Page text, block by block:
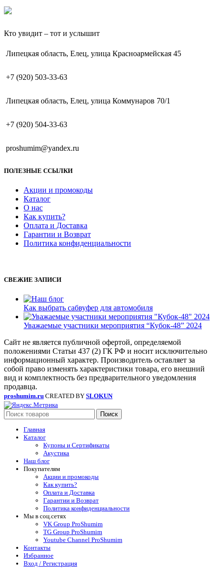
Кто увидит – тот и услышит
Липецкая область, Елец, улица Красноармейская 45
+7 (920) 503-33-63
Липецкая область, Елец, улица Коммунаров 70/1
+7 (920) 504-33-63
proshumim@yandex.ru
ПОЛЕЗНЫЕ ССЫЛКИ
Акции и промокоды
Каталог
О нас
Как купить?
Оплата и Доставка
Гарантии и Возврат
Политика конфиденциальности
СВЕЖИЕ ЗАПИСИ
Как выбрать сабвуфер для автомобиля
Уважаемые участники мероприятия “Кубок-48” 2024
Сайт не является публичной офертой, определяемой
положениями Статьи 437 (2) ГК РФ и носит исключительно
информационный характер. Производитель оставляет за
собой право изменять характеристики товара, его внешний
вид и комплектность без предварительного уведомления
продавца.
proshumim.ru CREATED BY SLOKUN
Поиск
Главная
Каталог
Купоны и Сертификаты
Акустика
Наш блог
Покупателям
Акции и промокоды
Как купить?
Оплата и Доставка
Гарантии и Возврат
Политика конфиденциальности
Мы в соц.сетях
VK Group ProShumim
TG Group ProShumim
Youtube Channel ProShumim
Контакты
Избранное
Вход / Регистрация